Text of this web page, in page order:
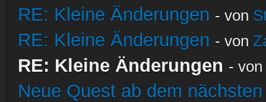
RE: Kleine Änderungen - von
RE: Kleine Änderungen - von
RE: Kleine Änderungen - von
Neue Quest ab dem